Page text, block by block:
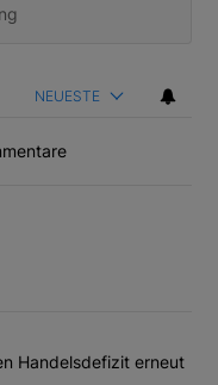
NEUESTE
kommentierten
Schweiz wegen
Handelsdefizit erneut